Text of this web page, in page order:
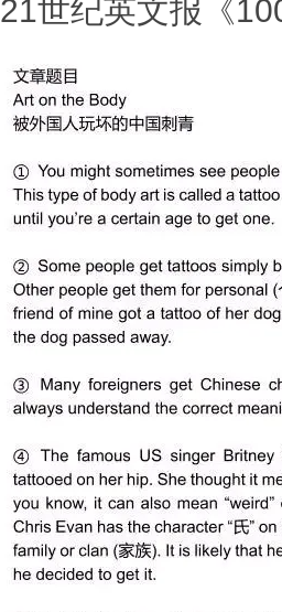
21世纪英文报《